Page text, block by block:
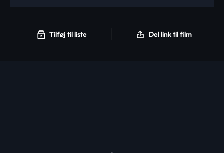
Tilføj til liste Del link til film